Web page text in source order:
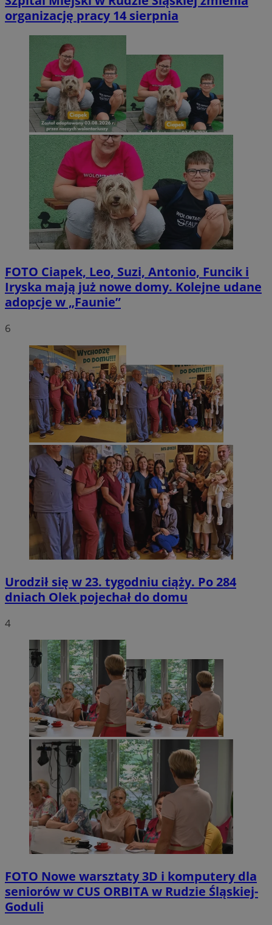
organizację pracy 14 sierpnia
FOTO Ciapek, Leo, Suzi, Antonio, Funcik i
Iryska mają już nowe domy. Kolejne udane
adopcje w „Faunie”
6
Urodził się w 23. tygodniu ciąży. Po 284
dniach Olek pojechał do domu
4
FOTO Nowe warsztaty 3D i komputery dla
seniorów w CUS ORBITA w Rudzie Śląskiej-
Goduli